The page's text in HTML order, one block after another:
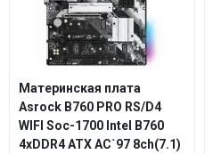
Материнская плата
Asrock B760 PRO RS/D4
WIFI Soc-1700 Intel B760
4xDDR4 ATX AC`97 8ch(7.1)